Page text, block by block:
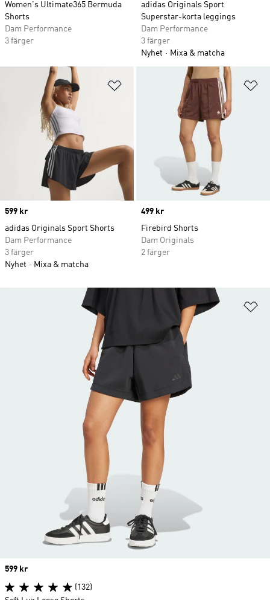
Women's Ultimate365 Bermuda
Shorts
Dam Performance
3 färger
adidas Originals Sport
Superstar-korta leggings
Dam Performance
3 färger
Nyhet
Mixa & matcha
Lägg till på önskelistan
Price
599 kr
adidas Originals Sport Shorts
Dam Performance
3 färger
Nyhet
Mixa & matcha
Price
499 kr
Firebird Shorts
Dam Originals
2 färger
Price
599 kr
(132)